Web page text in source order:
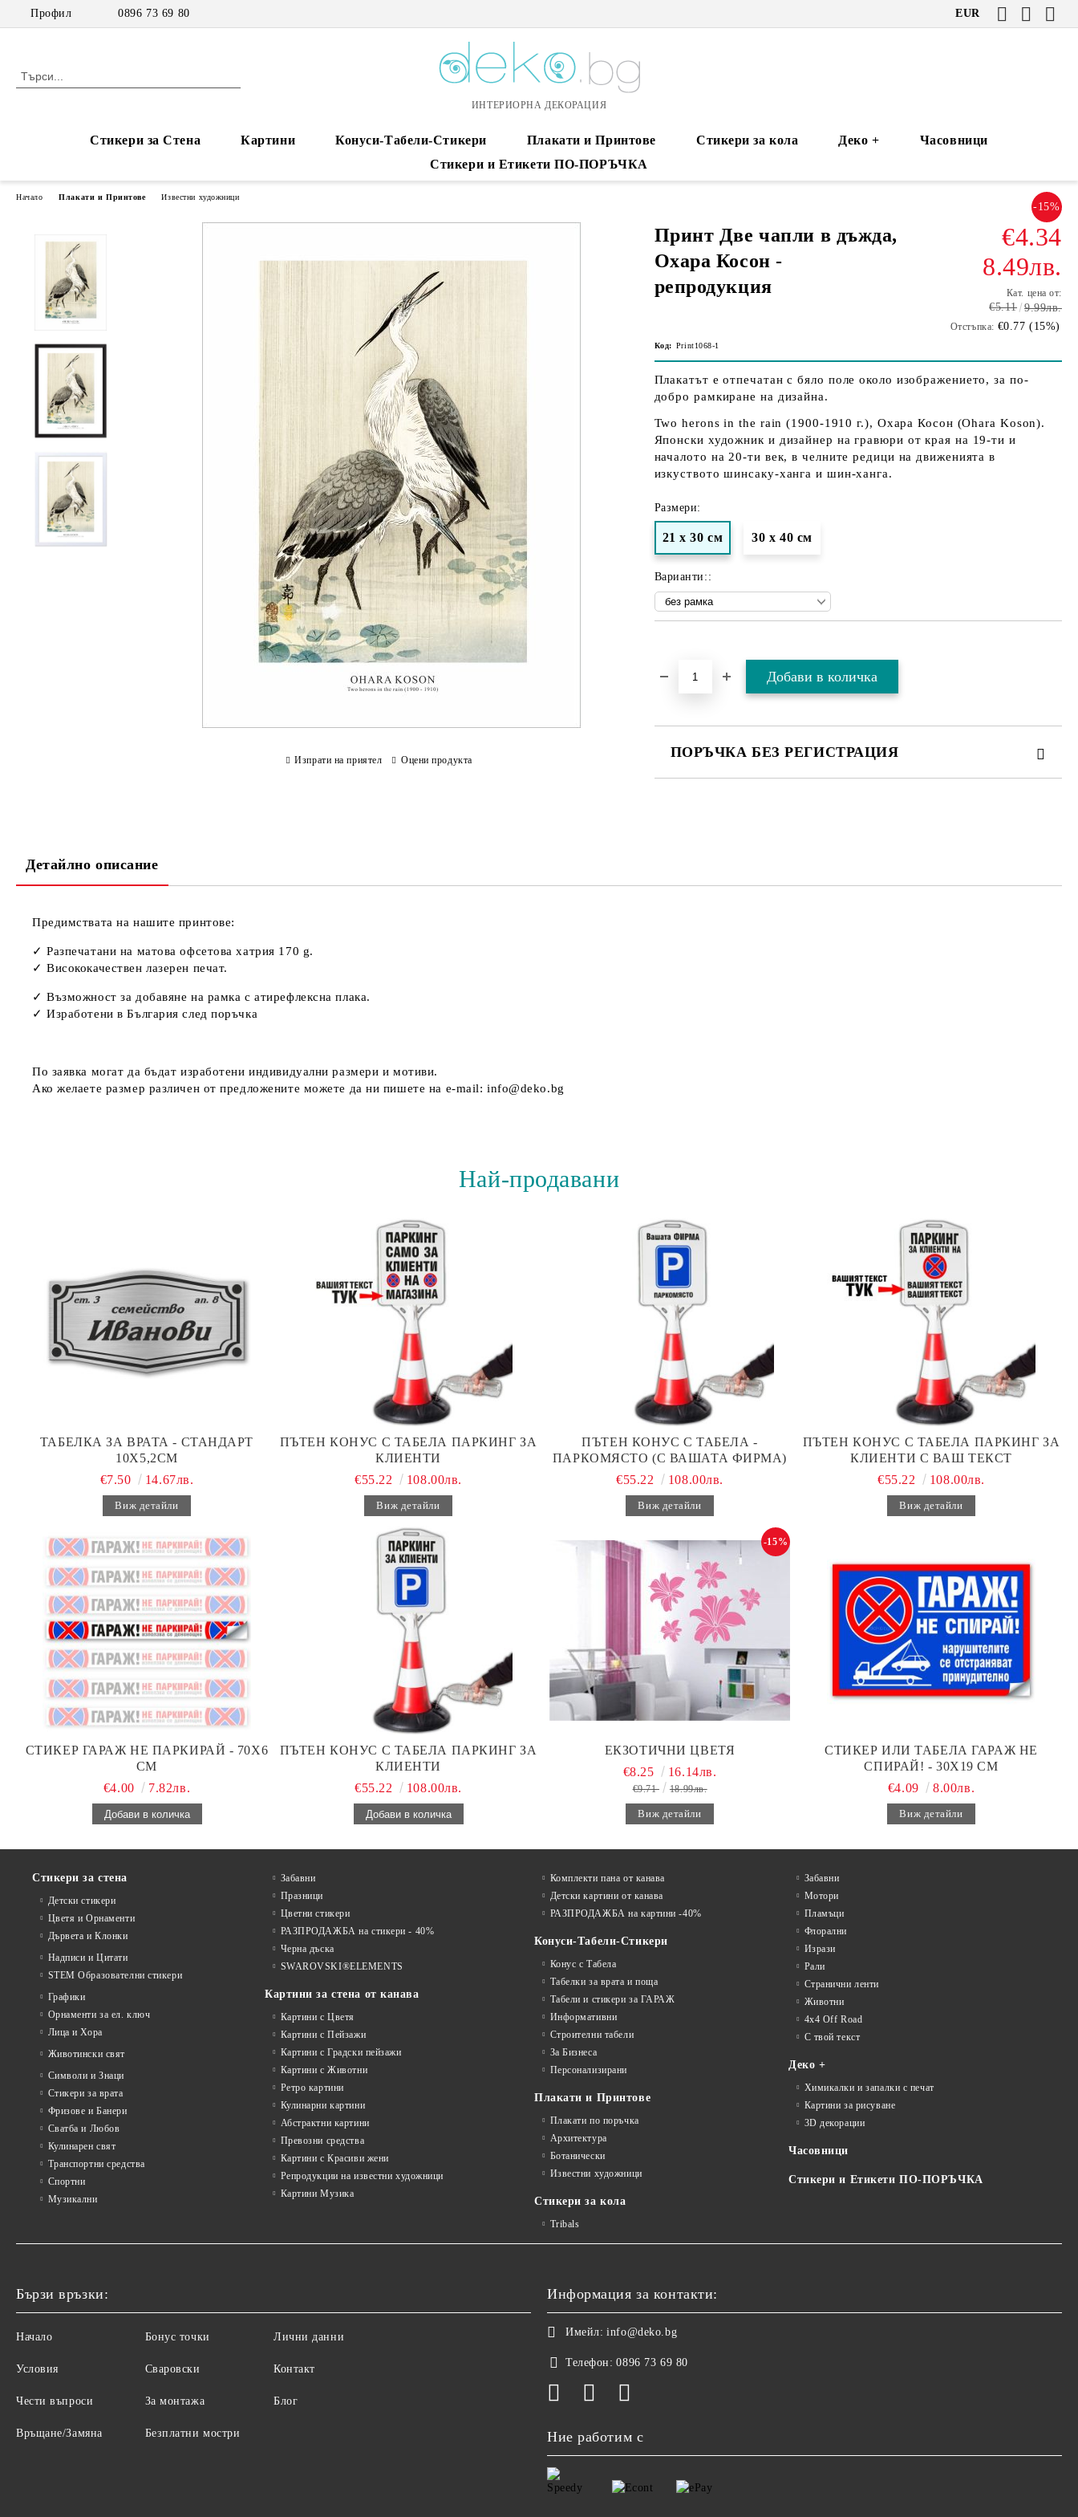
Профил 0896 73 69 80 EUR
ИНТЕРИОРНА ДЕКОРАЦИЯ
Стикери за Стена Картини Конуси-Табели-Стикери Плакати и Принтове Стикери за кола Деко +
Часовници
Стикери и Етикети ПО-ПОРЪЧКА
Начало Плакати и Принтове Известни художници
Принт Две чапли в дъжда,
Охара Косон -
репродукция
-15%
€4.34
8.49лв.
Кат. цена от:
€5.11 9.99лв.
Отстъпка: €0.77 (15%)
Код: Print1068-1
Плакатът е отпечатан с бяло поле около изображението, за по-
добро рамкиране на дизайна.
Two herons in the rain (1900-1910 г.), Охара Косон (Ohara Koson).
Японски художник и дизайнер на гравюри от края на 19-ти и
началото на 20-ти век, в челните редици на движенията в
изкуството шинсаку-ханга и шин-ханга.
Размери:
21 х 30 см 30 х 40 см
Варианти::
ПОРЪЧКА БЕЗ РЕГИСТРАЦИЯ
Изпрати на приятел Оцени продукта
Детайлно описание
Предимствата на нашите принтове:
✓ Разпечатани нa матова офсетова хатрия 170 g.
✓ Висококачествен лазерен печат.
✓ Възможност за добавяне на рамка с атирефлексна плака.
✓ Изработени в България след поръчка
По заявка могат да бъдат изработени индивидуални размери и мотиви.
Ако желаете размер различен от предложените можете да ни пишете на e-mail: info@deko.bg
Най-продавани
ТАБЕЛКА ЗА ВРАТА - СТАНДАРТ
10Х5,2СМ
€7.50
14.67лв.
Виж детайли
ПЪТЕН КОНУС С ТАБЕЛА ПАРКИНГ ЗА
КЛИЕНТИ
€55.22
108.00лв.
Виж детайли
ПЪТЕН КОНУС С ТАБЕЛА -
ПАРКОМЯСТО (С ВАШАТА ФИРМА)
€55.22
108.00лв.
Виж детайли
ПЪТЕН КОНУС С ТАБЕЛА ПАРКИНГ ЗА
КЛИЕНТИ С ВАШ ТЕКСТ
€55.22
108.00лв.
Виж детайли
СТИКЕР ГАРАЖ НЕ ПАРКИРАЙ - 70Х6
СМ
€4.00
7.82лв.
ПЪТЕН КОНУС С ТАБЕЛА ПАРКИНГ ЗА
КЛИЕНТИ
€55.22
108.00лв.
ЕКЗОТИЧНИ ЦВЕТЯ
-15%
€8.25 16.14лв.
€9.71 18.99лв.
Виж детайли
СТИКЕР ИЛИ ТАБЕЛА ГАРАЖ НЕ
СПИРАЙ! - 30Х19 СМ
€4.09
8.00лв.
Виж детайли
Стикери за стена
Детски стикери
Цветя и Орнаменти
Дървета и Клонки
Надписи и Цитати
STEM Образователни стикери
Графики
Орнаменти за ел. ключ
Лица и Хора
Животински свят
Символи и Знаци
Стикери за врата
Фризове и Банери
Сватба и Любов
Кулинарен свят
Транспортни средства
Спортни
Музикални
Забавни
Празници
Цветни стикери
РАЗПРОДАЖБА на стикери - 40%
Черна дъска
SWAROVSKI®ELEMENTS
Картини за стена от канава
Картини с Цветя
Картини с Пейзажи
Картини с Градски пейзажи
Картини с Животни
Ретро картини
Кулинарни картини
Абстрактни картини
Превозни средства
Картини с Красиви жени
Репродукции на известни художници
Картини Музика
Комплекти пана от канава
Детски картини от канава
РАЗПРОДАЖБА на картини -40%
Конуси-Табели-Стикери
Конус с Табела
Табелки за врата и поща
Табели и стикери за ГАРАЖ
Информативни
Строителни табели
За Бизнеса
Персонализирани
Плакати и Принтове
Плакати по поръчка
Архитектура
Ботанически
Известни художници
Стикери за кола
Tribals
Забавни
Мотори
Пламъци
Флорални
Изрази
Рали
Странични ленти
Животни
4x4 Off Road
С твой текст
Деко +
Химикалки и запалки с печат
Картини за рисуване
3D декорации
Часовници
Стикери и Етикети ПО-ПОРЪЧКА
Бързи връзки:
Начало
Условия
Чести въпроси
Връщане/Замяна
Бонус точки
Сваровски
За монтажа
Безплатни мостри
Лични данни
Контакт
Блог
Информация за контакти:
Имейл: info@deko.bg
Телефон: 0896 73 69 80
Ние работим с